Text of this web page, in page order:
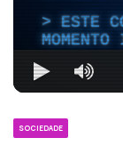
ESTE
SOCIEDADE